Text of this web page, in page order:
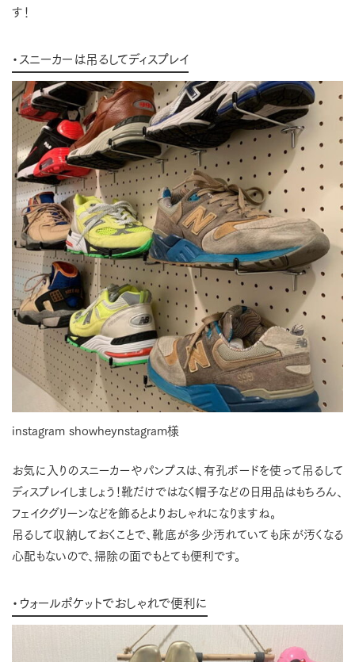
す！
・スニーカーは吊るしてディスプレイ
instagram showheynstagram様
お気に入りのスニーカーやパンプスは、有孔ボードを使って吊るして
ディスプレイしましょう！靴だけではなく帽子などの日用品はもちろん、
フェイクグリーンなどを飾るとよりおしゃれになりますね。
吊るして収納しておくことで、靴底が多少汚れていても床が汚くなる
心配もないので、掃除の面でもとても便利です。
・ウォールポケットでおしゃれで便利に